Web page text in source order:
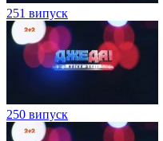
251 випуск
250 випуск